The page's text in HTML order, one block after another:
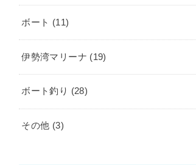
ボート (11)
伊勢湾マリーナ (19)
ボート釣り (28)
その他 (3)